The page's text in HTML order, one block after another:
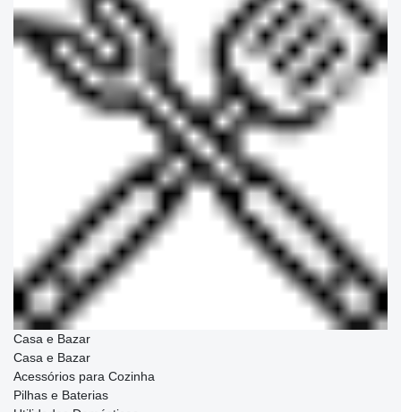
Casa e Bazar
Casa e Bazar
Acessórios para Cozinha
Pilhas e Baterias